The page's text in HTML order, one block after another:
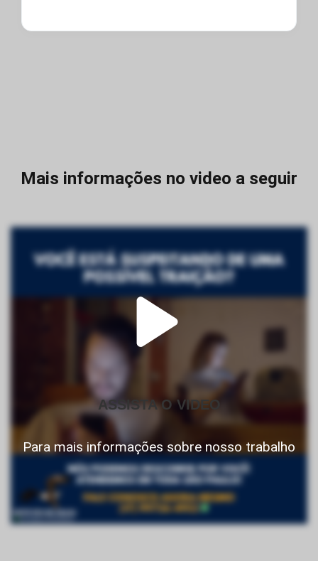
Mais informações no video a seguir
ASSISTA O VIDEO
Para mais informações sobre nosso trabalho